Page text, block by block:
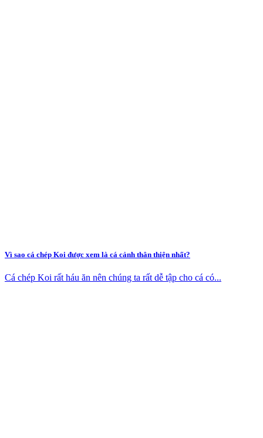
Vì sao cá chép Koi được xem là cá cảnh thân thiện nhất?
Cá chép Koi rất háu ăn nên chúng ta rất dễ tập cho cá có...